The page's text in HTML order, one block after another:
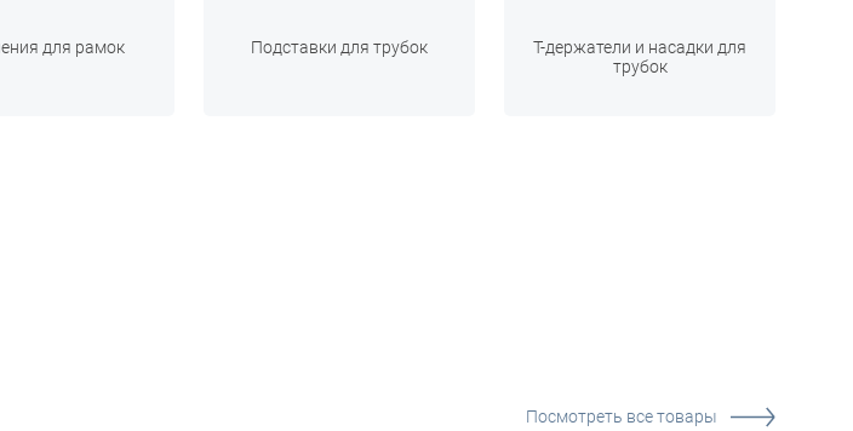
для рамок Подставки для трубок
Т-держатели и насадки для
трубок
Посмотреть все товары